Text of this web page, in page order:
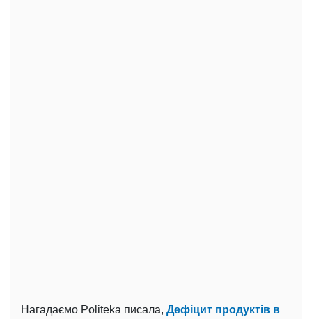
Нагадаємо Politeka писала, Дефіцит продуктів в